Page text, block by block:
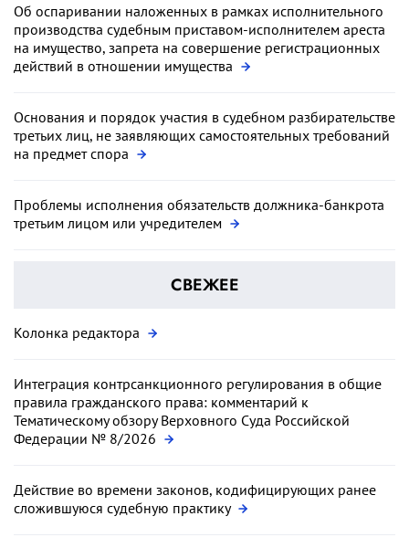
Об оспаривании наложенных в рамках исполнительного
производства судебным приставом-исполнителем ареста
на имущество, запрета на совершение регистрационных
действий в отношении имущества
Основания и порядок участия в судебном разбирательстве
третьих лиц, не заявляющих самостоятельных требований
на предмет спора
Проблемы исполнения обязательств должника-банкрота
третьим лицом или учредителем
СВЕЖЕЕ
Колонка редактора
Интеграция контрсанкционного регулирования в общие
правила гражданского права: комментарий к
Тематическому обзору Верховного Суда Российской
Федерации № 8/2026
Действие во времени законов, кодифицирующих ранее
сложившуюся судебную практику